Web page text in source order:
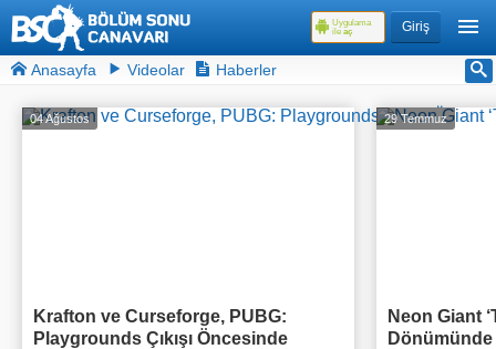
Giriş
Uygulama
ile aç
Anasayfa Videolar Haberler
04 Ağustos
Krafton ve Curseforge, PUBG:
Playgrounds Çıkışı Öncesinde
29 Temmuz
Neon Giant
Dönümünde